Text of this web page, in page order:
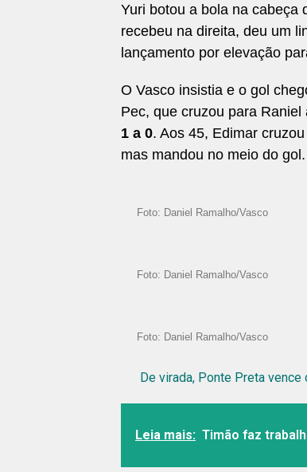
Yuri botou a bola na cabeça
recebeu na direita, deu um
lançamento por elevação
O Vasco insistia e o gol
Pec, que cruzou para
1 a 0. Aos 45, Edimar
mas mandou no meio do gol.
Foto: Daniel Ramalho/Vasco
Foto: Daniel Ramalho/Vasco
Foto: Daniel Ramalho/Vasco
De virada, Ponte Preta
Leia mais: Timão faz